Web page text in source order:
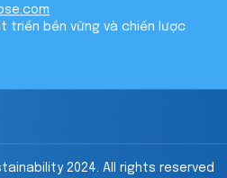
triển bền vững và chiến lược
2024. All rights reserved